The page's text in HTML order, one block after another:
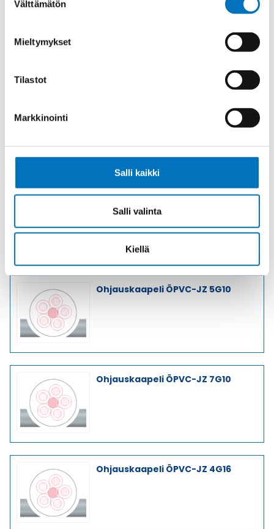
valinta
Välttämätön
Mieltymykset
Tilastot
Markkinointi
Salli kaikki
Salli valinta
Kiellä
Ohjauskaapeli ÖPVC-JZ 7G6
Ohjauskaapeli ÖPVC-JZ 4G10
Ohjauskaapeli ÖPVC-JZ 5G10
Ohjauskaapeli ÖPVC-JZ 7G10
Ohjauskaapeli ÖPVC-JZ 4G16